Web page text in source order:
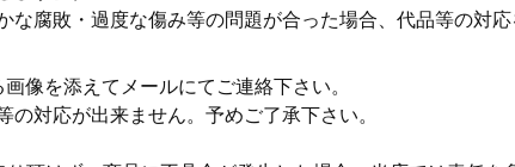
腐敗・過度な傷み等の問題が合った場合、代品等の対応
像を添えてメールにてご連絡下さい。
対応が出来ません。予めご了承下さい。